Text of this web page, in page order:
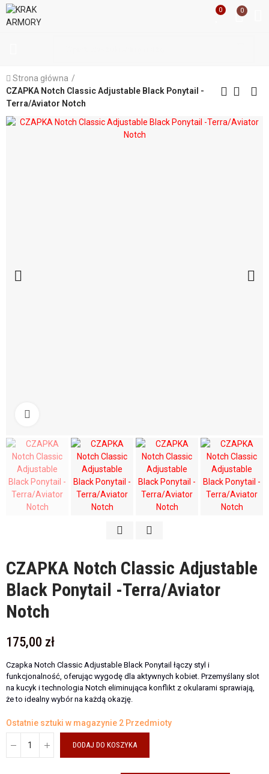
0 0
Strona główna
CZAPKA Notch Classic Adjustable Black Ponytail -
Terra/Aviator Notch
CZAPKA Notch Classic Adjustable
Black Ponytail -Terra/Aviator
Notch
175,00 zł
Czapka Notch Classic Adjustable Black Ponytail łączy styl i
funkcjonalność, oferując wygodę dla aktywnych kobiet. Przemyślany slot
na kucyk i technologia Notch eliminująca konflikt z okularami sprawiają,
że to idealny wybór na każdą okazję.
Ostatnie sztuki w magazynie 2 Przedmioty
DODAJ DO KOSZYKA